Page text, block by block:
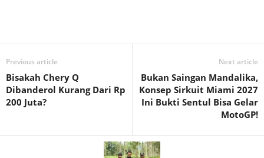
Previous article
Bisakah Chery Q
Dibanderol Kurang Dari Rp
200 Juta?
Next article
Bukan Saingan Mandalika,
Konsep Sirkuit Miami 2027
Ini Bukti Sentul Bisa Gelar
MotoGP!